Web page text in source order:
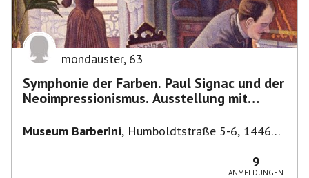
mondauster, 63
Symphonie der Farben. Paul Signac und der
Neoimpressionismus. Ausstellung mit
Museum Barberini, Humboldtstraße 5-6, 14467
9
ANMELDUNGEN